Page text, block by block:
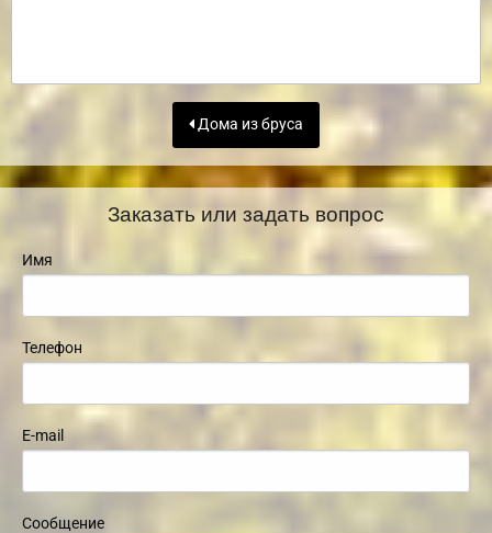
Дома из бруса
Заказать или задать вопрос
Имя
Телефон
E-mail
Сообщение